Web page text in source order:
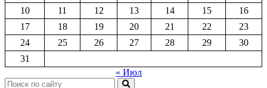
10
11 12 13 14 15
16
17
18 19 20 21 22
23
24
25 26 27 28 29
30
31
« Июл
Поиск: